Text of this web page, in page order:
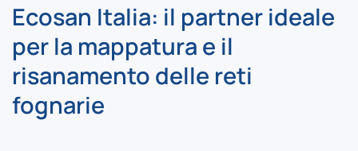
Ecosan Italia: il partner ideale
per la mappatura e il
risanamento delle reti
fognarie